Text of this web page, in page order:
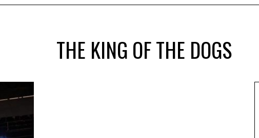
THE KING OF THE DOGS